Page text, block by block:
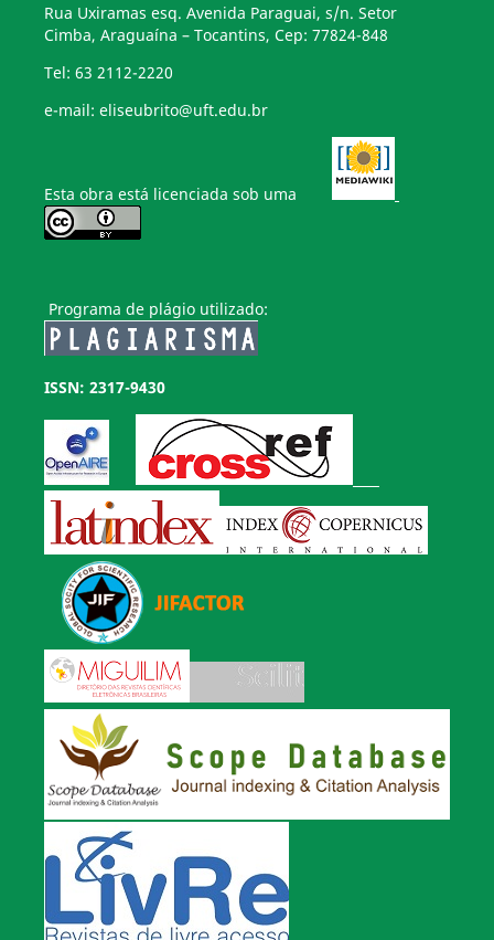
Rua Uxiramas esq. Avenida Paraguai, s/n. Setor
Cimba, Araguaína – Tocantins, Cep: 77824-848
Tel: 63 2112-2220
e-mail: eliseubrito@uft.edu.br
Esta obra está licenciada sob uma
Programa de plágio utilizado:
ISSN: 2317-9430